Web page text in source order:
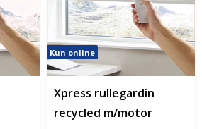
Kun online
Xpress rullegardin
recycled m/motor